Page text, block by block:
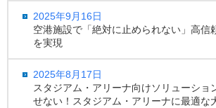
2025年9月16日
空港施設で「絶対に止められない」高信
を実現
2025年8月17日
スタジアム・アリーナ向けソリューショ
せない！スタジアム・アリーナに最適な